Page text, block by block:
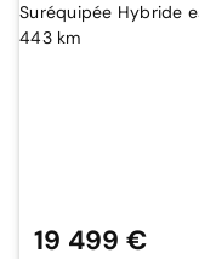
19 499 €